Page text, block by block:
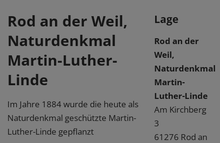
Rod an der Weil,
Naturdenkmal
Martin-Luther-
Linde
Im Jahre 1884 wurde die heute als
Naturdenkmal geschützte Martin-
Luther-Linde gepflanzt
Lage
Rod an der
Weil,
Naturdenkmal
Martin-
Luther-Linde
Am Kirchberg
3
61276 Rod an